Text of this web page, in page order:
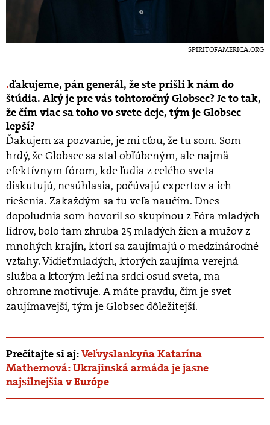
SPIRITOFAMERICA.ORG
ďakujeme, pán generál, že ste prišli k nám do
štúdia. Aký je pre vás tohtoročný Globsec? Je to tak,
že čím viac sa toho vo svete deje, tým je Globsec
lepší?
Ďakujem za pozvanie, je mi cťou, že tu som. Som
hrdý, že Globsec sa stal obľúbeným, ale najmä
efektívnym fórom, kde ľudia z celého sveta
diskutujú, nesúhlasia, počúvajú expertov a ich
riešenia. Zakaždým sa tu veľa naučím. Dnes
dopoludnia som hovoril so skupinou z Fóra mladých
lídrov, bolo tam zhruba 25 mladých žien a mužov z
mnohých krajín, ktorí sa zaujímajú o medzinárodné
vzťahy. Vidieť mladých, ktorých zaujíma verejná
služba a ktorým leží na srdci osud sveta, ma
ohromne motivuje. A máte pravdu, čím je svet
zaujímavejší, tým je Globsec dôležitejší.
Prečítajte si aj:Veľvyslankyňa Katarína
Mathernová: Ukrajinská armáda je jasne
najsilnejšia v Európe